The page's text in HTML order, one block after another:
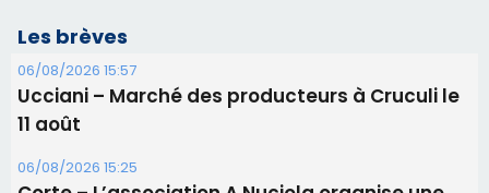
Alata - Soirée Tango Argentin au stade de San
Benedetto
05/08/2026 09:53
Biguglia : messe de la Sainte-Marie et
procession le 14 août